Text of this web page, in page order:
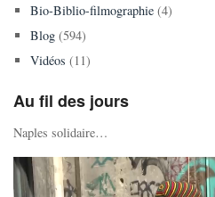
Bio-Biblio-filmographie(4)
Blog(594)
Vidéos (11)
Au fil des jours
Naples solidaire…
Lecteur
vidéo